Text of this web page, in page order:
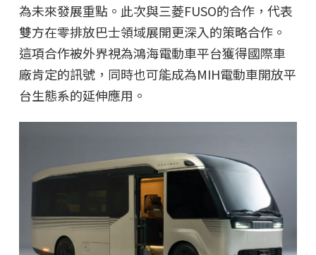
為未來發展重點。此次與三菱FUSO的合作，代表
雙方在零排放巴士領域展開更深入的策略合作。
這項合作被外界視為鴻海電動車平台獲得國際車
廠肯定的訊號，同時也可能成為MIH電動車開放平
台生態系的延伸應用。